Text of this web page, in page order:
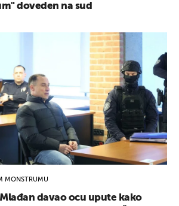
doveden na sud
MONSTRUMU
Mlađan davao ocu upute kako